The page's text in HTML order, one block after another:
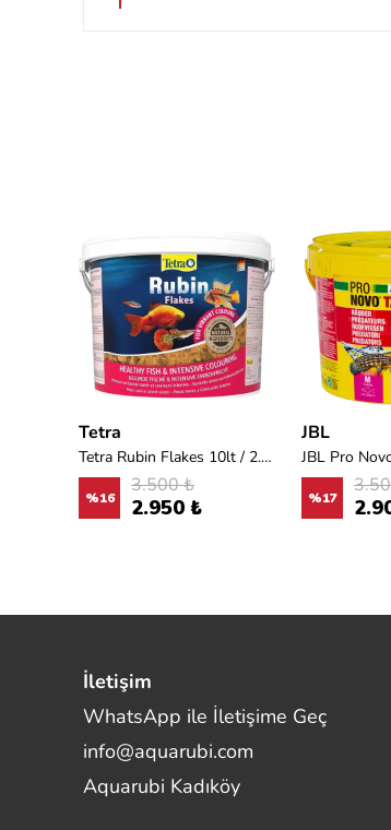
Tetra
Tetra Rubin Flakes 10lt / 2.050gr
%16
3.500 ₺
2.950 ₺
JBL
%17
İletişim
WhatsApp ile İletişime Geç
info@aquarubi.com
Aquarubi Kadıköy
Merhaba! Size nasıl yardımcı
olabilirim?